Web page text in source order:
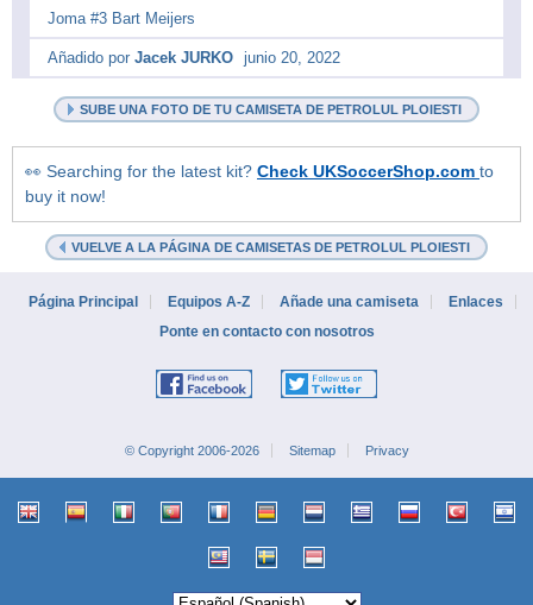
Joma #3 Bart Meijers
Añadido por Jacek JURKO junio 20, 2022
SUBE UNA FOTO DE TU CAMISETA DE PETROLUL PLOIESTI
👀 Searching for the latest kit? Check UKSoccerShop.com to
buy it now!
VUELVE A LA PÁGINA DE CAMISETAS DE PETROLUL PLOIESTI
Página Principal Equipos A-Z Añade una camiseta
Enlaces
Ponte en contacto con nosotros
© Copyright 2006-2026 Sitemap Privacy